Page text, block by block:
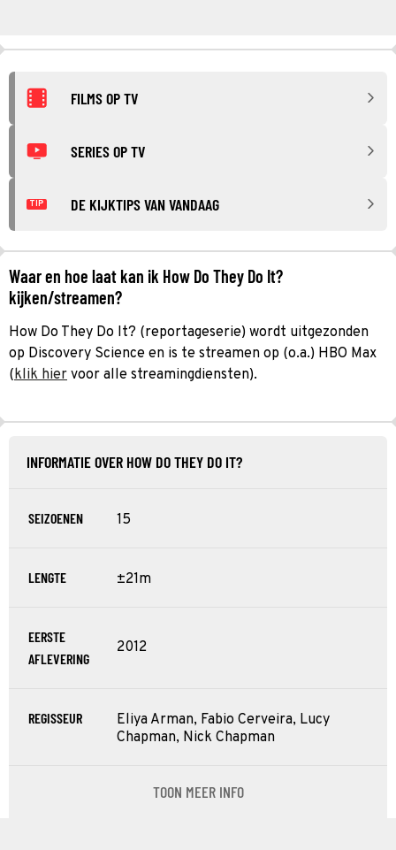
FILMS OP TV
SERIES OP TV
TIP DE KIJKTIPS VAN VANDAAG
Waar en hoe laat kan ik How Do They Do It?
kijken/streamen?
How Do They Do It? (reportageserie) wordt uitgezonden
op Discovery Science en is te streamen op (o.a.) HBO Max
(klik hier voor alle streamingdiensten).
INFORMATIE OVER HOW DO THEY DO IT?
SEIZOENEN 15
LENGTE ±21m
EERSTE
AFLEVERING
2012
REGISSEUR
Eliya Arman, Fabio Cerveira, Lucy
Chapman, Nick Chapman
TOON MEER INFO